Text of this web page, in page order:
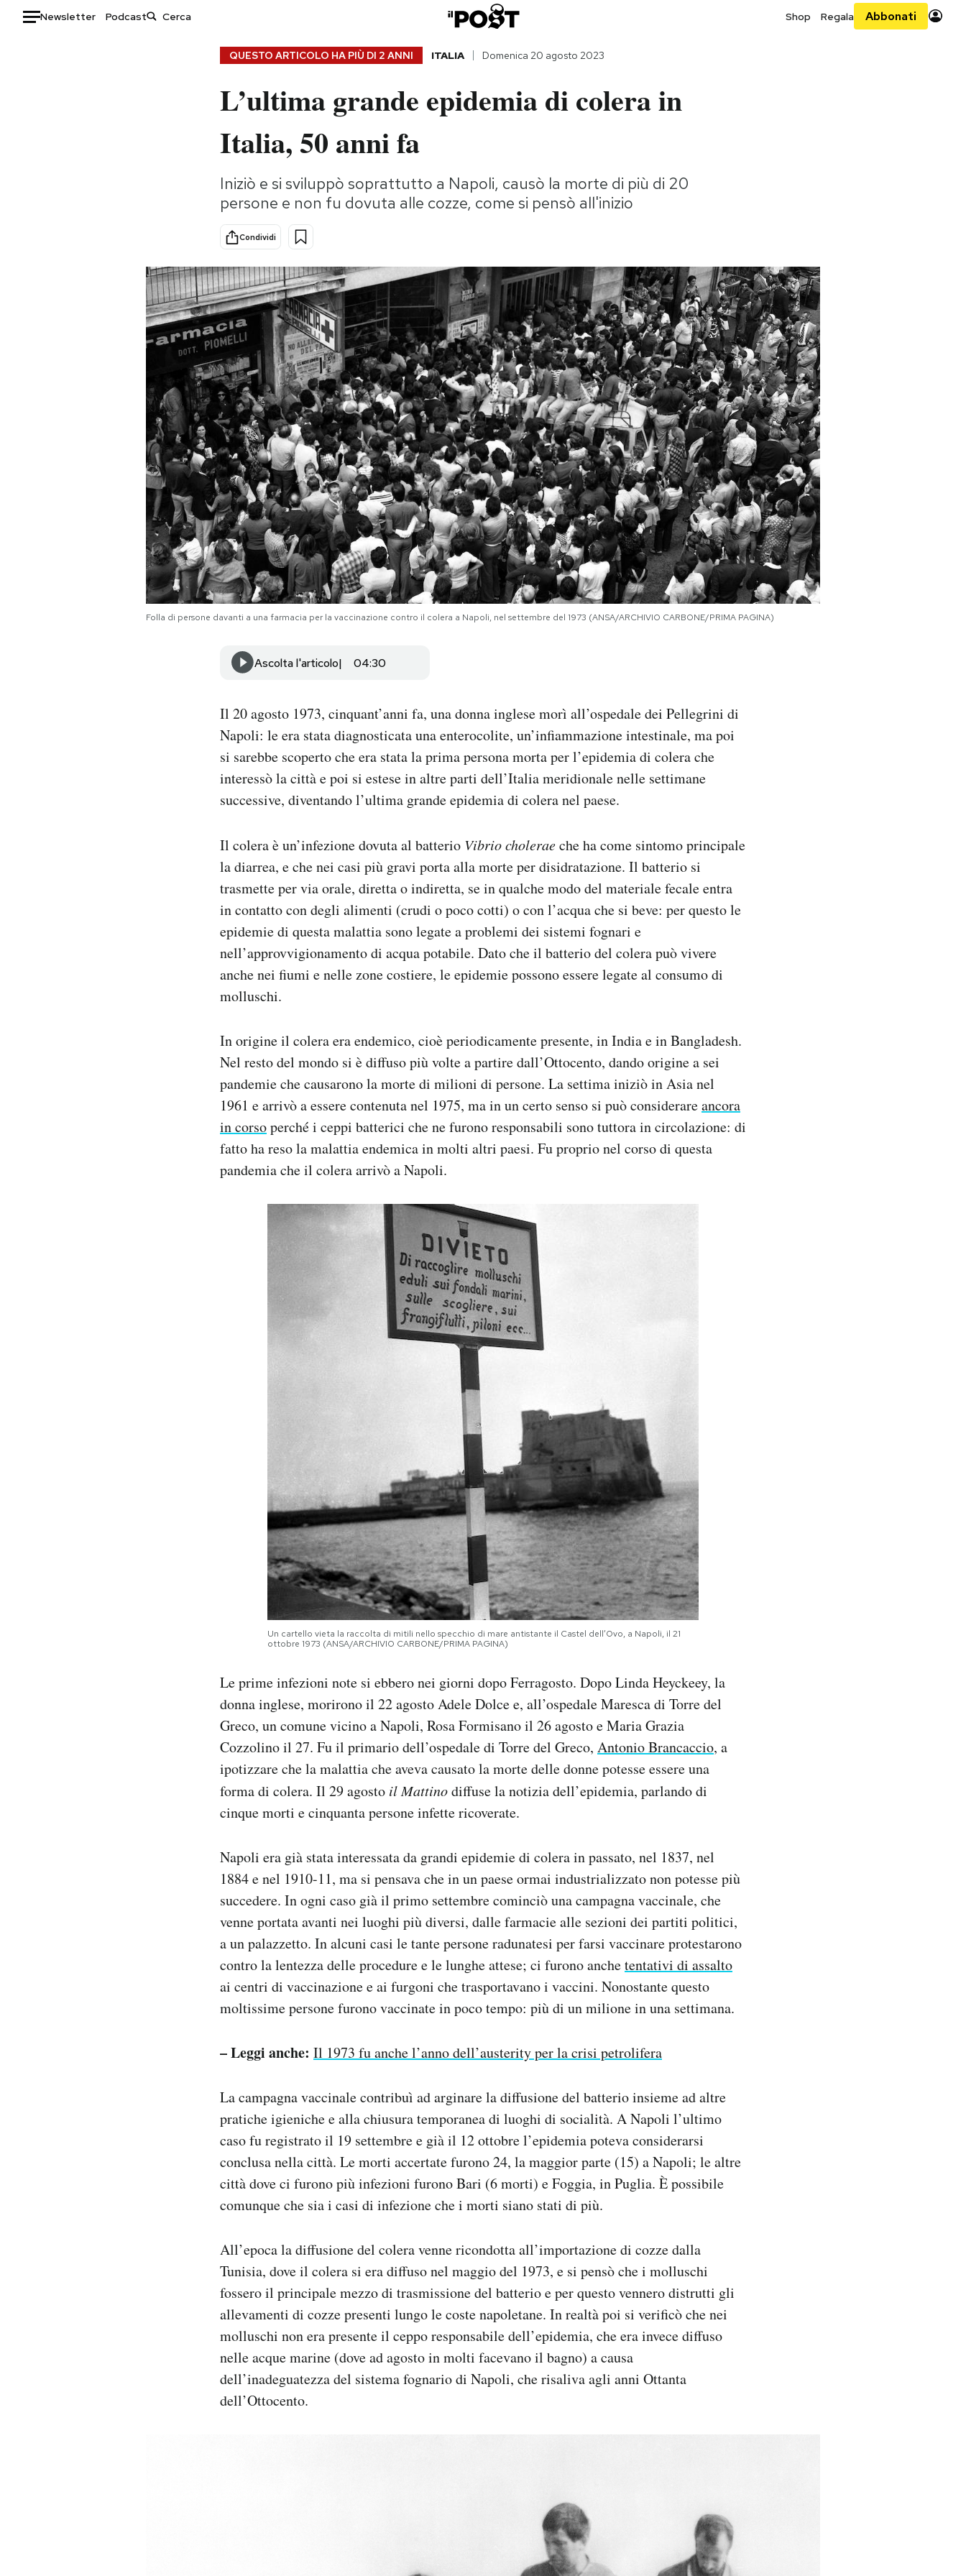
Newsletter Podcast Shop Regala Abbonati
Storie/Idee
Ok Boomer!
Altrecose
Mondiali calcio 2026
AREA PERSONALE
QUESTO ARTICOLO HA PIÙ DI 2 ANNI ITALIA Domenica 20 agosto 2023
L’ultima grande epidemia di colera in
Italia, 50 anni fa
Iniziò e si sviluppò soprattutto a Napoli, causò la morte di più di 20
persone e non fu dovuta alle cozze, come si pensò all'inizio
Condividi
Folla di persone davanti a una farmacia per la vaccinazione contro il colera a Napoli, nel settembre del 1973 (ANSA/ARCHIVIO CARBONE/PRIMA PAGINA)
Ascolta l'articolo 04:30
Il 20 agosto 1973, cinquant’anni fa, una donna inglese morì all’ospedale dei Pellegrini di
Napoli: le era stata diagnosticata una enterocolite, un’infiammazione intestinale, ma poi
si sarebbe scoperto che era stata la prima persona morta per l’epidemia di colera che
interessò la città e poi si estese in altre parti dell’Italia meridionale nelle settimane
successive, diventando l’ultima grande epidemia di colera nel paese.
Il colera è un’infezione dovuta al batterio Vibrio choleraeche ha come sintomo principale
la diarrea, e che nei casi più gravi porta alla morte per disidratazione. Il batterio si
trasmette per via orale, diretta o indiretta, se in qualche modo del materiale fecale entra
in contatto con degli alimenti (crudi o poco cotti) o con l’acqua che si beve: per questo le
epidemie di questa malattia sono legate a problemi dei sistemi fognari e
nell’approvvigionamento di acqua potabile. Dato che il batterio del colera può vivere
anche nei fiumi e nelle zone costiere, le epidemie possono essere legate al consumo di
molluschi.
In origine il colera era endemico, cioè periodicamente presente, in India e in Bangladesh.
Nel resto del mondo si è diffuso più volte a partire dall’Ottocento, dando origine a sei
pandemie che causarono la morte di milioni di persone. La settima iniziò in Asia nel
1961 e arrivò a essere contenuta nel 1975, ma in un certo senso si può considerareancora
in corsoperché i ceppi batterici che ne furono responsabili sono tuttora in circolazione: di
fatto ha reso la malattia endemica in molti altri paesi. Fu proprio nel corso di questa
pandemia che il colera arrivò a Napoli.
Un cartello vieta la raccolta di mitili nello specchio di mare antistante il Castel dell’Ovo, a Napoli, il 21
ottobre 1973 (ANSA/ARCHIVIO CARBONE/PRIMA PAGINA)
Le prime infezioni note si ebbero nei giorni dopo Ferragosto. Dopo Linda Heyckeey, la
donna inglese, morirono il 22 agosto Adele Dolce e, all’ospedale Maresca di Torre del
Greco, un comune vicino a Napoli, Rosa Formisano il 26 agosto e Maria Grazia
Cozzolino il 27. Fu il primario dell’ospedale di Torre del Greco, Antonio Brancaccio, a
ipotizzare che la malattia che aveva causato la morte delle donne potesse essere una
forma di colera. Il 29 agosto il Mattinodiffuse la notizia dell’epidemia, parlando di
cinque morti e cinquanta persone infette ricoverate.
Napoli era già stata interessata da grandi epidemie di colera in passato, nel 1837, nel
1884 e nel 1910-11, ma si pensava che in un paese ormai industrializzato non potesse più
succedere. In ogni caso già il primo settembre cominciò una campagna vaccinale, che
venne portata avanti nei luoghi più diversi, dalle farmacie alle sezioni dei partiti politici,
a un palazzetto. In alcuni casi le tante persone radunatesi per farsi vaccinare protestarono
contro la lentezza delle procedure e le lunghe attese; ci furono anchetentativi di assalto
ai centri di vaccinazione e ai furgoni che trasportavano i vaccini. Nonostante questo
moltissime persone furono vaccinate in poco tempo: più di un milione in una settimana.
– Leggi anche: Il 1973 fu anche l’anno dell’austerity per la crisi petrolifera
La campagna vaccinale contribuì ad arginare la diffusione del batterio insieme ad altre
pratiche igieniche e alla chiusura temporanea di luoghi di socialità. A Napoli l’ultimo
caso fu registrato il 19 settembre e già il 12 ottobre l’epidemia poteva considerarsi
conclusa nella città. Le morti accertate furono 24, la maggior parte (15) a Napoli; le altre
città dove ci furono più infezioni furono Bari (6 morti) e Foggia, in Puglia. È possibile
comunque che sia i casi di infezione che i morti siano stati di più.
All’epoca la diffusione del colera venne ricondotta all’importazione di cozze dalla
Tunisia, dove il colera si era diffuso nel maggio del 1973, e si pensò che i molluschi
fossero il principale mezzo di trasmissione del batterio e per questo vennero distrutti gli
allevamenti di cozze presenti lungo le coste napoletane. In realtà poi si verificò che nei
molluschi non era presente il ceppo responsabile dell’epidemia, che era invece diffuso
nelle acque marine (dove ad agosto in molti facevano il bagno) a causa
dell’inadeguatezza del sistema fognario di Napoli, che risaliva agli anni Ottanta
dell’Ottocento.